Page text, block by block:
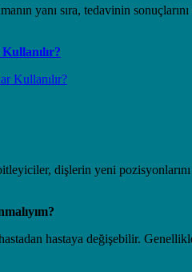
yanı sıra, tedavinin
Kullanılır?
dişlerin yeni
hastaya değişebilir.